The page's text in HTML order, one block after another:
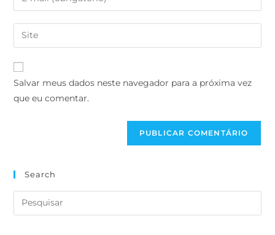
Salvar meus dados neste navegador para a próxima vez
que eu comentar.
Search